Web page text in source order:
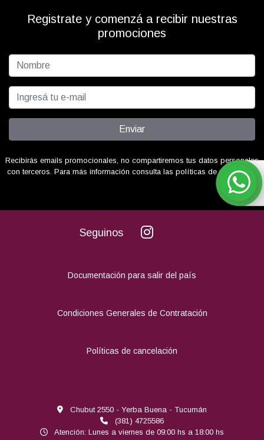
Registrate y comenzá a recibir nuestras
promociones
Enviar
Recibirás emails promocionales, no compartiremos tus datos personales
con terceros. Para más información consulta las políticas de privacidad.
Seguinos
Documentación para salir del país
Condiciones Generales de Contratación
Políticas de cancelación
Chubut 2550 - Yerba Buena - Tucumán
(381) 4725586
Atención: Lunes a viernes de 09:00 hs a 18:00 hs